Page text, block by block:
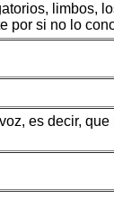
limbos,
por si no lo
es decir,